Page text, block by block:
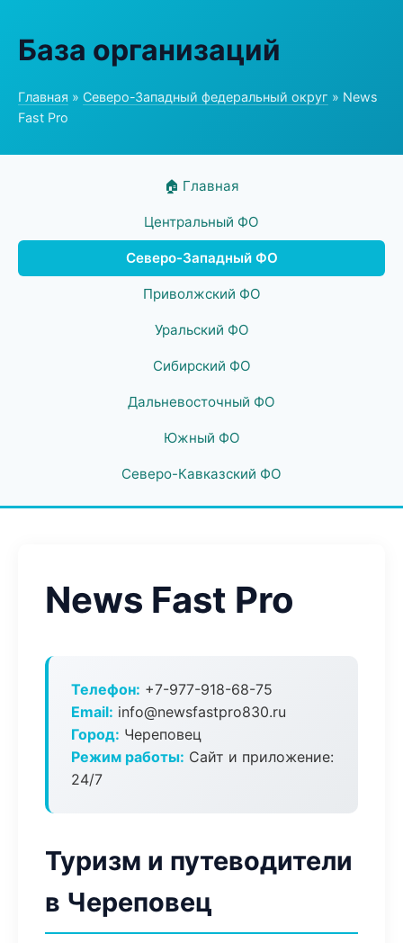
База организаций
Главная » Северо-Западный федеральный округ » News
Fast Pro
🏠 Главная
Центральный ФО
Северо-Западный ФО
Приволжский ФО
Уральский ФО
Сибирский ФО
Дальневосточный ФО
Южный ФО
Северо-Кавказский ФО
News Fast Pro
Телефон: +7-977-918-68-75
Email: info@newsfastpro830.ru
Город: Череповец
Режим работы: Сайт и приложение:
24/7
Туризм и путеводители
в Череповец